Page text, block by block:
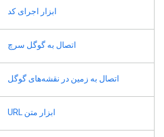
ابزار اجرای کد
اتصال به گوگل سرچ
اتصال به زمین در نقشه‌های گوگل
ابزار متن URL